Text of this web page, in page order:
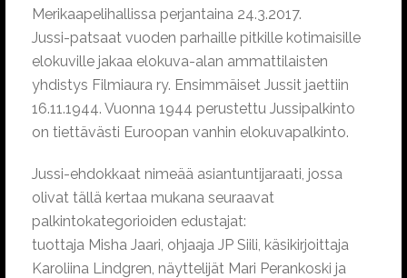
Merikaapelihallissa perjantaina 24.3.2017.
Jussi-patsaat vuoden parhaille pitkille kotimaisille
elokuville jakaa elokuva-alan ammattilaisten
yhdistys Filmiaura ry. Ensimmäiset Jussit jaettiin
16.11.1944. Vuonna 1944 perustettu Jussipalkinto
on tiettävästi Euroopan vanhin elokuvapalkinto.
Jussi-ehdokkaat nimeää asiantuntijaraati, jossa
olivat tällä kertaa mukana seuraavat
palkintokategorioiden edustajat:
tuottaja Misha Jaari, ohjaaja JP Siili, käsikirjoittaja
Karoliina Lindgren, näyttelijät Mari Perankoski ja